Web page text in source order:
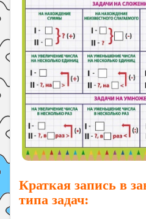
Краткая запись в
типа задач: